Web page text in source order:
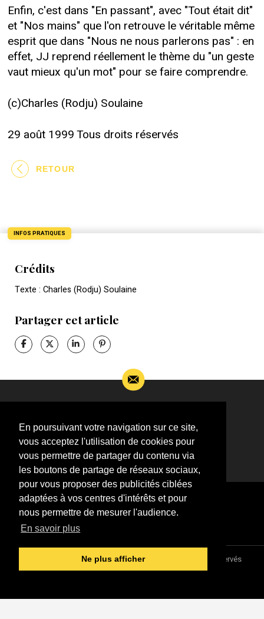
En poursuivant votre navigation sur ce site,
vous acceptez l'utilisation de cookies pour
vous permettre de partager du contenu via
les boutons de partage de réseaux sociaux,
pour vous proposer des publicités ciblées
adaptées à vos centres d'intérêts et pour
nous permettre de mesurer l'audience.
En savoir plus
Ne plus afficher
Enfin, c'est dans "En passant", avec "Tout était dit"
et "Nos mains" que l'on retrouve le véritable même
esprit que dans "Nous ne nous parlerons pas" : en
effet, JJ reprend réellement le thème du "un geste
vaut mieux qu'un mot" pour se faire comprendre.
(c)Charles (Rodju) Soulaine
29 août 1999 Tous droits réservés
RETOUR
INFOS PRATIQUES
Crédits
Texte : Charles (Rodju) Soulaine
Partager cet article
complémentaires sur l’actualité de Jean-Jacques
Goldman,
ÉCRIVEZ-MOI !
Association "Parler d'sa vie" © 1997 - 2026 - Tous droits réservés